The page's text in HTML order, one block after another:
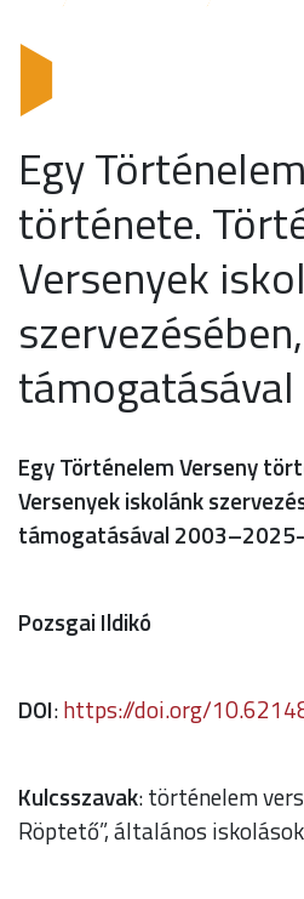
Egy
története.
Versenyek
támogatásával
Egy Történelem Verseny
Versenyek iskolánk
támogatásával
Pozsgai Ildikó
DOI:https://doi.org/
Kulcsszavak: történelem
Röptető”, általános